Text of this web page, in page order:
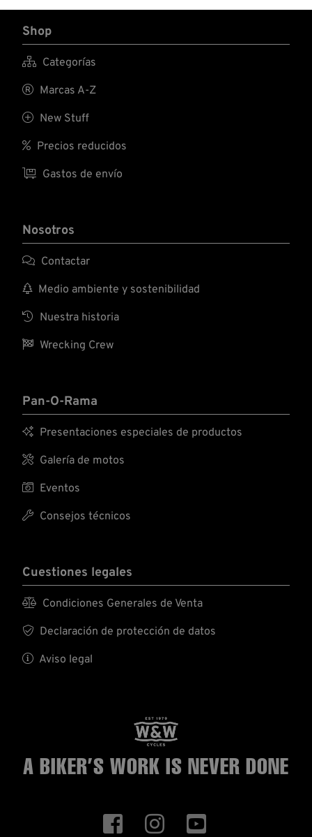
Shop
 Categorías
 Marcas A-Z
 New Stuff
 Precios reducidos
 Gastos de envío
Nosotros
 Contactar
 Medio ambiente y sostenibilidad
 Nuestra historia
 Wrecking Crew
Pan-O-Rama
 Presentaciones especiales de productos
 Galería de motos
 Eventos
 Consejos técnicos
Cuestiones legales
 Condiciones Generales de Venta
 Declaración de protección de datos
 Aviso legal
A BIKER’S WORK IS NEVER DONE
  